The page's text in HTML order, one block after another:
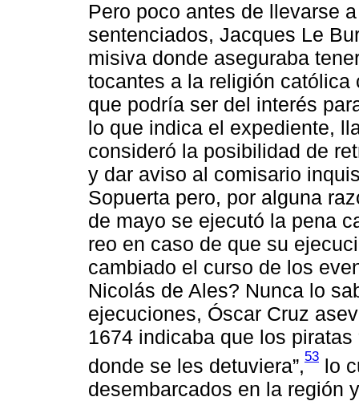
Pero poco antes de llevarse
sentenciados, Jacques Le
misiva donde aseguraba
tocantes a la religión
que podría ser del interés
lo que indica el expediente,
consideró la posibilidad de
y dar aviso al comisario
Sopuerta pero, por alguna
de mayo se ejecutó la pena
reo en caso de que su
cambiado el curso de los
Nicolás de Ales? Nunca lo
ejecuciones, Óscar Cruz
1674 indicaba que los
donde se les detuviera”,53 lo
desembarcados en la región